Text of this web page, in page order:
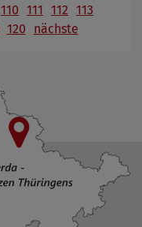
110 111 112 113
120 nächste